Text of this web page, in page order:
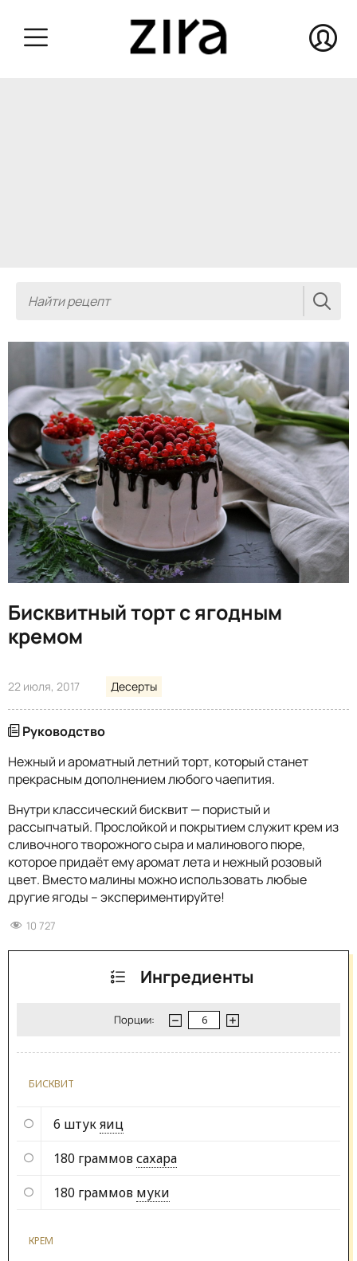
Бисквитный торт с ягодным
кремом
22 июля, 2017 Десерты
Руководство
Нежный и ароматный летний торт, который станет
прекрасным дополнением любого чаепития.
Внутри классический бисквит — пористый и
рассыпчатый. Прослойкой и покрытием служит крем из
сливочного творожного сыра и малинового пюре,
которое придаёт ему аромат лета и нежный розовый
цвет. Вместо малины можно использовать любые
другие ягоды – экспериментируйте!
10 727
Ингредиенты
Порции:
БИСКВИТ
6 штукяиц
180 граммовсахара
180 граммов муки
КРЕМ